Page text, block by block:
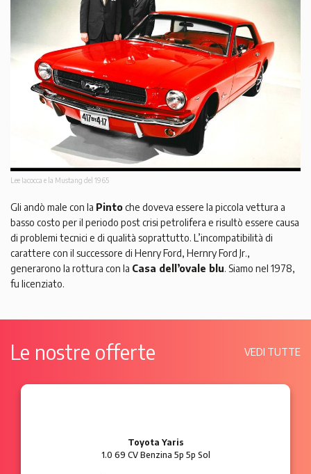
Lee Iacocca e la Mustang del 1965
Gli andò male con la Pintoche doveva essere la piccola vettura a
basso costo per il periodo post crisi petrolifera e risultò essere causa
di problemi tecnici e di qualità soprattutto. L’incompatibilità di
carattere con il successore di Henry Ford, Hernry Ford Jr.,
generarono la rottura con la Casa dell’ovale blu. Siamo nel 1978,
fu licenziato.
Le nostre offerte VEDI TUTTE
Ford Ka
1.2 8V 69 CV Benzina 3p Plus